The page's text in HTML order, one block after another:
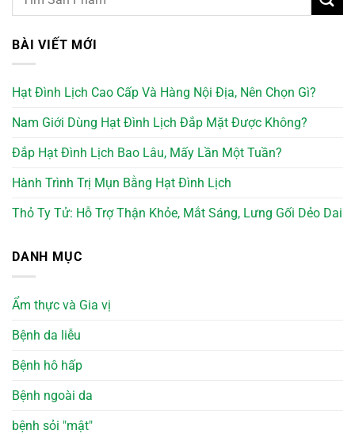
BÀI VIẾT MỚI
Hạt Đình Lịch Cao Cấp Và Hàng Nội Địa, Nên Chọn Gì?
Nam Giới Dùng Hạt Đình Lịch Đắp Mặt Được Không?
Đắp Hạt Đình Lịch Bao Lâu, Mấy Lần Một Tuần?
Hành Trình Trị Mụn Bằng Hạt Đình Lịch
Thỏ Ty Tử: Hỗ Trợ Thận Khỏe, Mắt Sáng, Lưng Gối Dẻo Dai
DANH MỤC
Ẩm thực và Gia vị
Bệnh da liễu
Bệnh hô hấp
Bệnh ngoài da
bệnh sỏi "mật"